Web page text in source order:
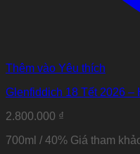
Thêm vào Yêu thích
Glenfiddich 18 Tết 2026 –
2.800.000 ₫
700ml / 40% Giá tham